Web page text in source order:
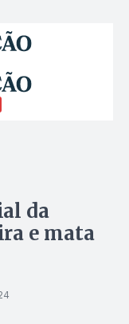
da
e mata